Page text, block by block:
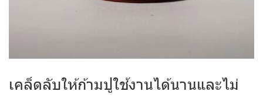
เคล็ดลับให้ก้ามปูใช้งานได้นานและไม่